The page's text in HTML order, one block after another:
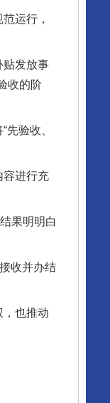
运行，
发放事
收的阶
验收、
进行充
果明明白
收并办结
也推动